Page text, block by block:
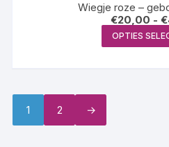
Wiegje roze –
€20,00 - €
OPTIES
1 2 →